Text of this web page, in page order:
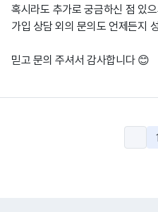
혹시라도 추가로 궁금하신 점 있
가입 상담 외의 문의도 언제든지
믿고 문의 주셔서 감사합니다 😊
1